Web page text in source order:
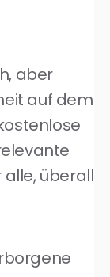
aber
auf dem
überall